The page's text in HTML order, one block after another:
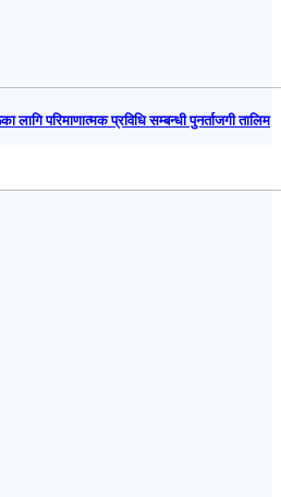
लागि परिमाणात्मक प्रविधि सम्बन्धी पुनर्ताजगी तालिम